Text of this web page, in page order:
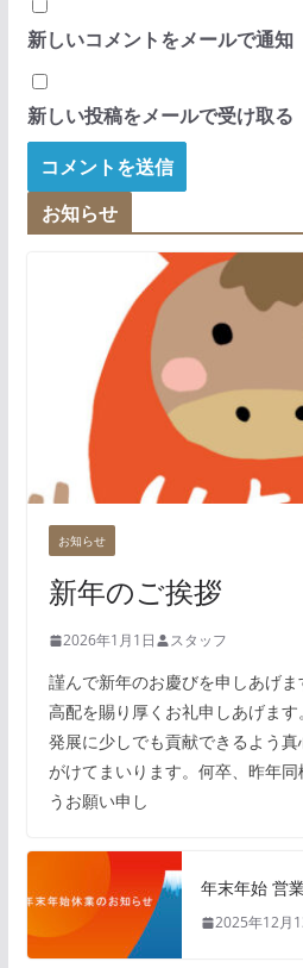
新しいコメントをメールで通知
新しい投稿をメールで受け取る
お知らせ
お知らせ
新年のご挨拶
2026年1月1日 スタッフ
謹んで新年のお慶びを申しあげ
高配を賜り厚くお礼申しあげま
発展に少しでも貢献できるよう
がけてまいります。何卒、昨年
うお願い申し
年末年始 営
2025年12月